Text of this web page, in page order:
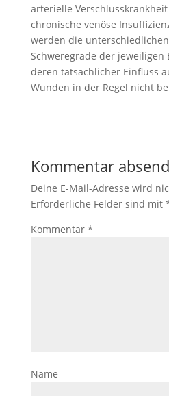
arterielle Verschlusskrankheit
chronische venöse
werden die
Schweregrade der jeweiligen
deren tatsächlicher Einfluss
Wunden in der Regel nicht
Kommentar
Deine E-Mail-Adresse wird
Erforderliche Felder sind mit
Kommentar *
Name